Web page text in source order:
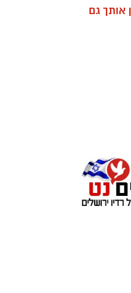
מרחב ציון בנגע
האחרונים שתי
למעצר של שלושה
של חומרים
מזומן ואמצעים
שביצעו חיפוש
אותך גם